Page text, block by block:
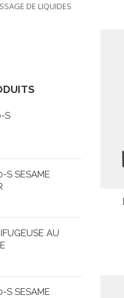
DE LIQUIDES
S
S SESAME
AU
S SESAME